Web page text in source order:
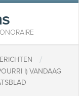
/
I) VANDAAG